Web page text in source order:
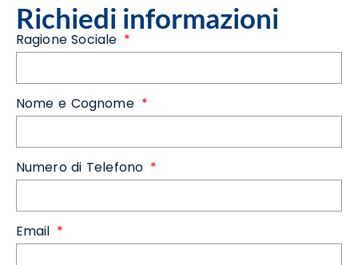
Richiedi informazioni
Ragione Sociale
Nome e Cognome
Numero di Telefono
Email